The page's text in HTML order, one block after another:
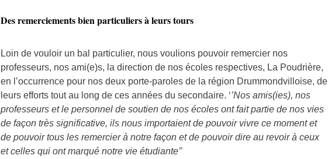
Des remerciements bien particuliers à leurs tours
Loin de vouloir un bal particulier, nous voulions pouvoir remercier nos
professeurs, nos ami(e)s, la direction de nos écoles respectives, La Poudrière,
en l’occurrence pour nos deux porte-paroles de la région Drummondvilloise, de
leurs efforts tout au long de ces années du secondaire. ‘’Nos amis(ies), nos
professeurs et le personnel de soutien de nos écoles ont fait partie de nos vies
de façon très significative, ils nous importaient de pouvoir vivre ce moment et
de pouvoir tous les remercier à notre façon et de pouvoir dire au revoir à ceux
et celles qui ont marqué notre vie étudiante’’